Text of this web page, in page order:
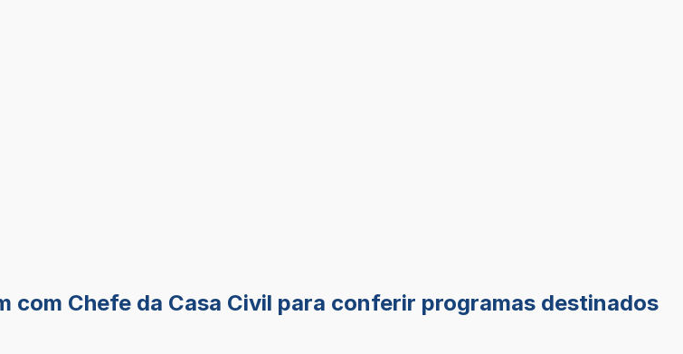
com Chefe da Casa Civil para conferir programas destinados